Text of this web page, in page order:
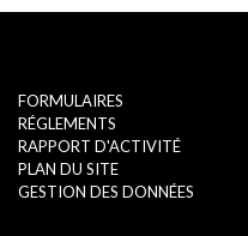
FORMULAIRES
RÉGLEMENTS
RAPPORT D'ACTIVITÉ
PLAN DU SITE
GESTION DES DONNÉES